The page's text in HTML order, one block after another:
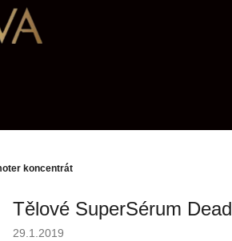
koncentrát
Tělové SuperSérum
29.1.2019